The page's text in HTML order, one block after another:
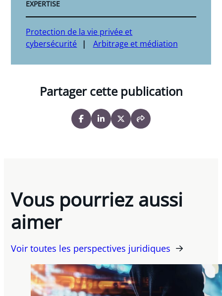
EXPERTISE
Protection de la vie privée et
cybersécurité
Arbitrage et médiation
Partager cette publication
Vous pourriez aussi
aimer
Voir toutes les perspectives juridiques